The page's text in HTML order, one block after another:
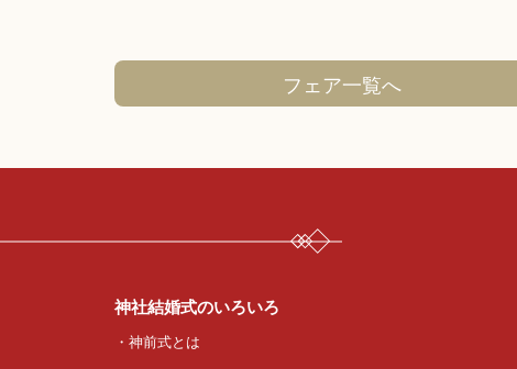
フェア一覧へ
神社結婚式のいろいろ
・神前式とは